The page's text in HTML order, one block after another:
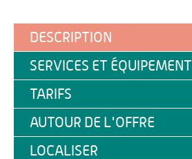
DESCRIPTION
SERVICES ET ÉQUIPEMENT
TARIFS
AUTOUR DE L'OFFRE
LOCALISER